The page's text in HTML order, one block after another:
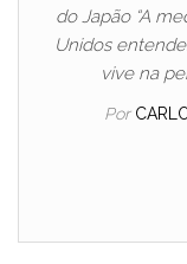
do Japão “A
Unidos
vive na
Por